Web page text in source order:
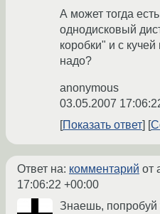
А может тогда
однодисковый
коробки" и с
надо?
anonymous
03.05.2007
Показать ответ
Ответ на: комментарий от
17:06:22 +00:00
Знаешь, попробуй